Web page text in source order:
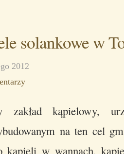
solankowe w
2012
zakład kąpielowy,
na ten cel
kąpieli w wannach,